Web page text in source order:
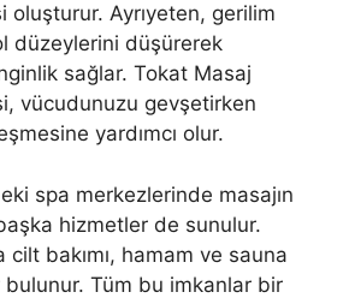
oluşturur. Ayrıyeten, gerilim
düzeylerini düşürerek
sağlar. Tokat Masaj
vücudunuzu gevşetirken
yardımcı olur.
spa merkezlerinde masajın
hizmetler de sunulur.
cilt bakımı, hamam ve sauna
Tüm bu imkanlar bir